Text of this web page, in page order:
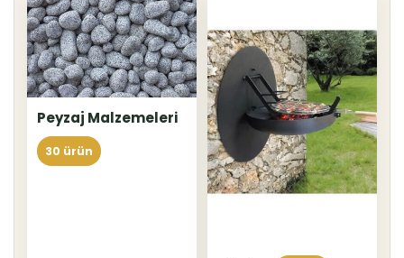
Peyzaj Malzemeleri
30 ürün